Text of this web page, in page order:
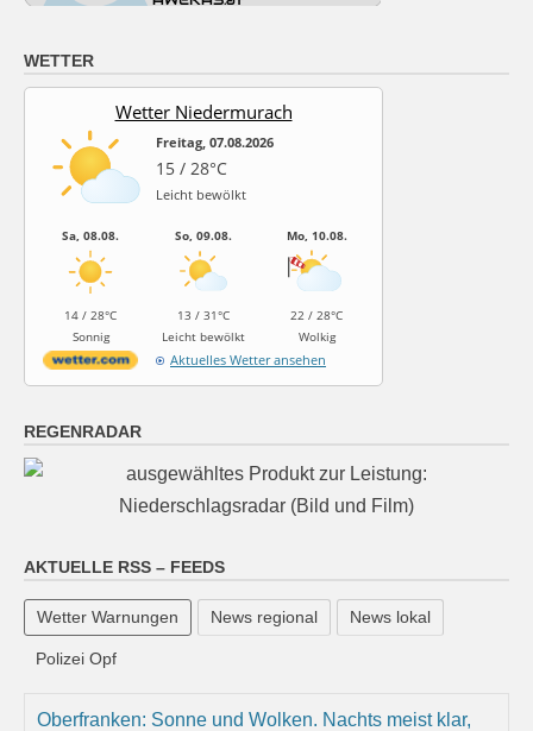
WETTER
Wetter Niedermurach
Freitag, 07.08.2026
15 / 28°C
Leicht bewölkt
Sa, 08.08.
14 / 28°C
Sonnig
So, 09.08.
13 / 31°C
Leicht bewölkt
Mo, 10.08.
22 / 28°C
Wolkig
Aktuelles Wetter ansehen
REGENRADAR
AKTUELLE RSS – FEEDS
Wetter Warnungen News regional News lokal
Polizei Opf
Oberfranken: Sonne und Wolken. Nachts meist klar,